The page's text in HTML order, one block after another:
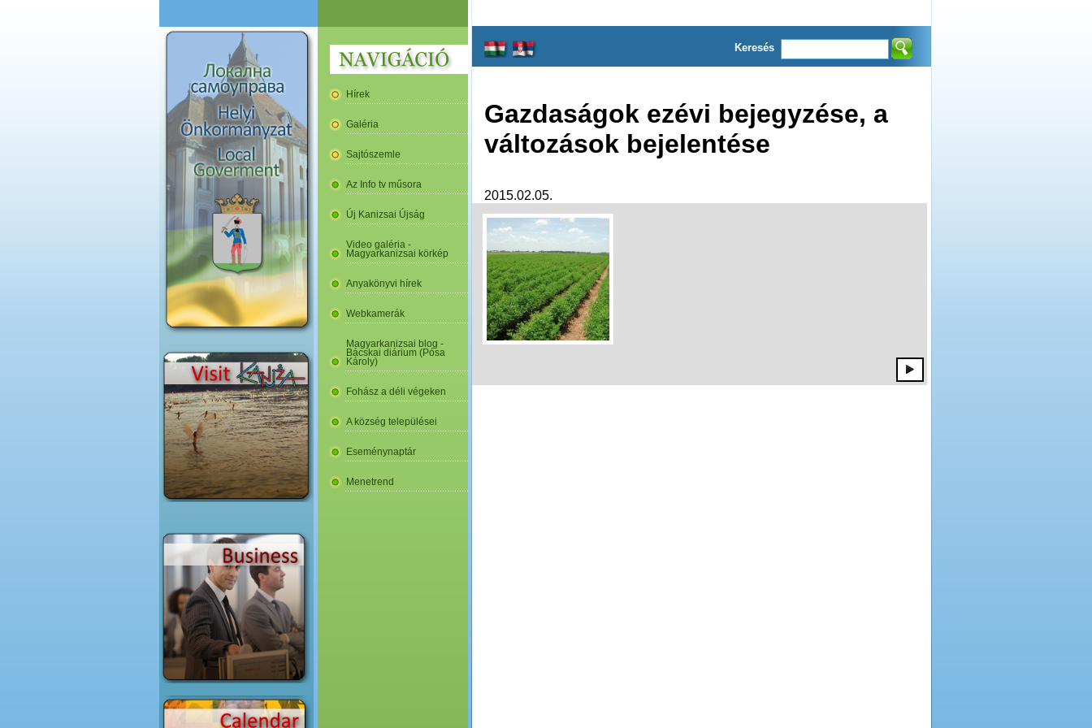
Hírek
Galéria
Sajtószemle
Az Info tv műsora
Új Kanizsai Újság
Video galéria -
Magyarkanizsai körkép
Anyakönyvi hírek
Webkamerák
Magyarkanizsai blog -
Bácskai diárium (Pósa
Károly)
Fohász a déli végeken
A község települései
Eseménynaptár
Menetrend
Keresés
Gazdaságok ezévi bejegyzése, a
változások bejelentése
2015.02.05.